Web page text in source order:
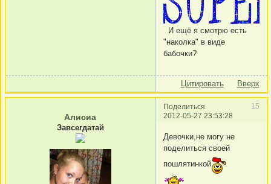
И ещё я смотрю есть
"наколка" в виде
бабочки?
Цитировать Вверх
Поделиться
15
2012-05-27 23:53:28
Алисиа
Завсегдатай
Девочки,не могу не
поделиться своей
пошлятинкой